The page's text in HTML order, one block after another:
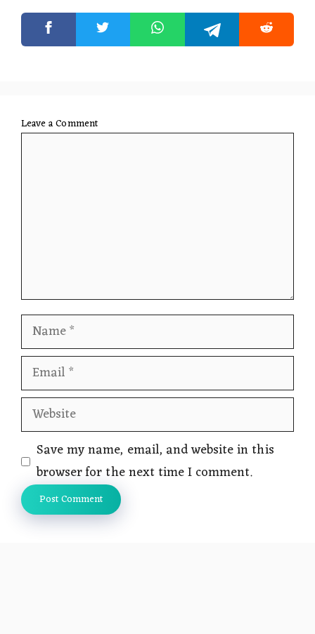
Leave a Comment
Name
Email
Website
Save my name, email, and website in this
browser for the next time I comment.